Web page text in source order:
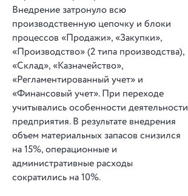
Внедрение затронуло всю
производственную цепочку и блоки
процессов «Продажи», «Закупки»,
«Производство» (2 типа производства),
«Склад», «Казначейство»,
«Регламентированный учет» и
«Финансовый учет». При переходе
учитывались особенности деятельности
предприятия. В результате внедрения
объем материальных запасов снизился
на 15%, операционные и
административные расходы
сократились на 10%.